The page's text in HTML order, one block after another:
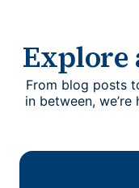
Explore
From blog posts
in between,